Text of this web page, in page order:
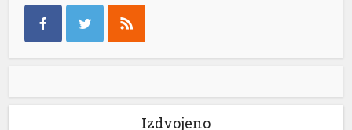
Izdvojeno